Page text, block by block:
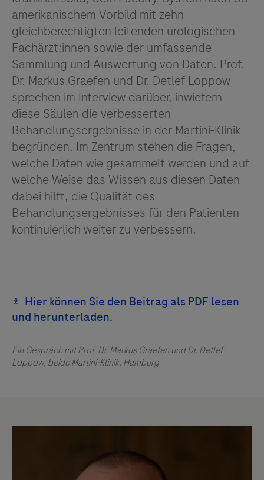
amerikanischem Vorbild mit zehn
gleichberechtigten leitenden urologischen
Fachärzt:innen sowie der umfassende
Sammlung und Auswertung von Daten. Prof.
Dr. Markus Graefen und Dr. Detlef Loppow
sprechen im Interview darüber, inwiefern
diese Säulen die verbesserten
Behandlungsergebnisse in der Martini-Klinik
begründen. Im Zentrum stehen die Fragen,
welche Daten wie gesammelt werden und auf
welche Weise das Wissen aus diesen Daten
dabei hilft, die Qualität des
Behandlungsergebnisses für den Patienten
kontinuierlich weiter zu verbessern.
Ein Gespräch mit Prof. Dr. Markus Graefen und Dr. Detlef
Loppow, beide Martini-Klinik, Hamburg